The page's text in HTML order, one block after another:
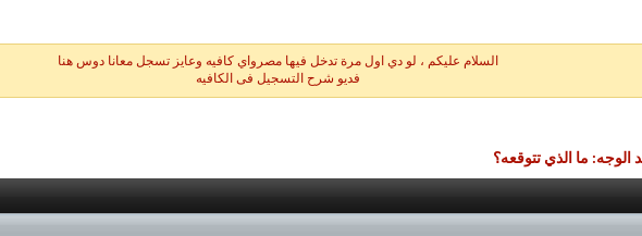
السلام عليكم ، لو دي اول مرة تدخل فيها مصرواي كافيه وعايز تسجل معانا دوس هنا
فديو شرح التسجيل فى الكافيه
ما الذي تتوقعه؟